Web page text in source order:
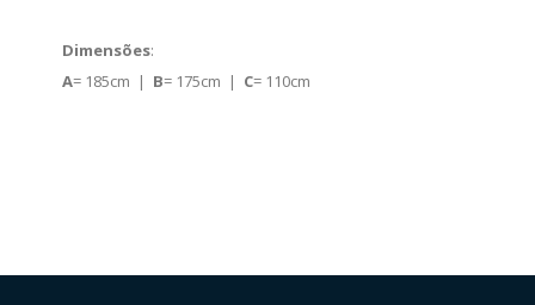
Dimensões:
A= 185cm | B= 175cm | C= 110cm